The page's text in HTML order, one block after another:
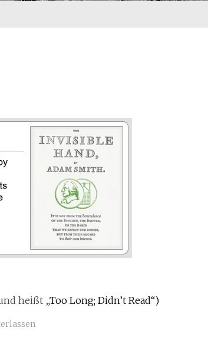
heißt „Too Long; Didn’t Read“)